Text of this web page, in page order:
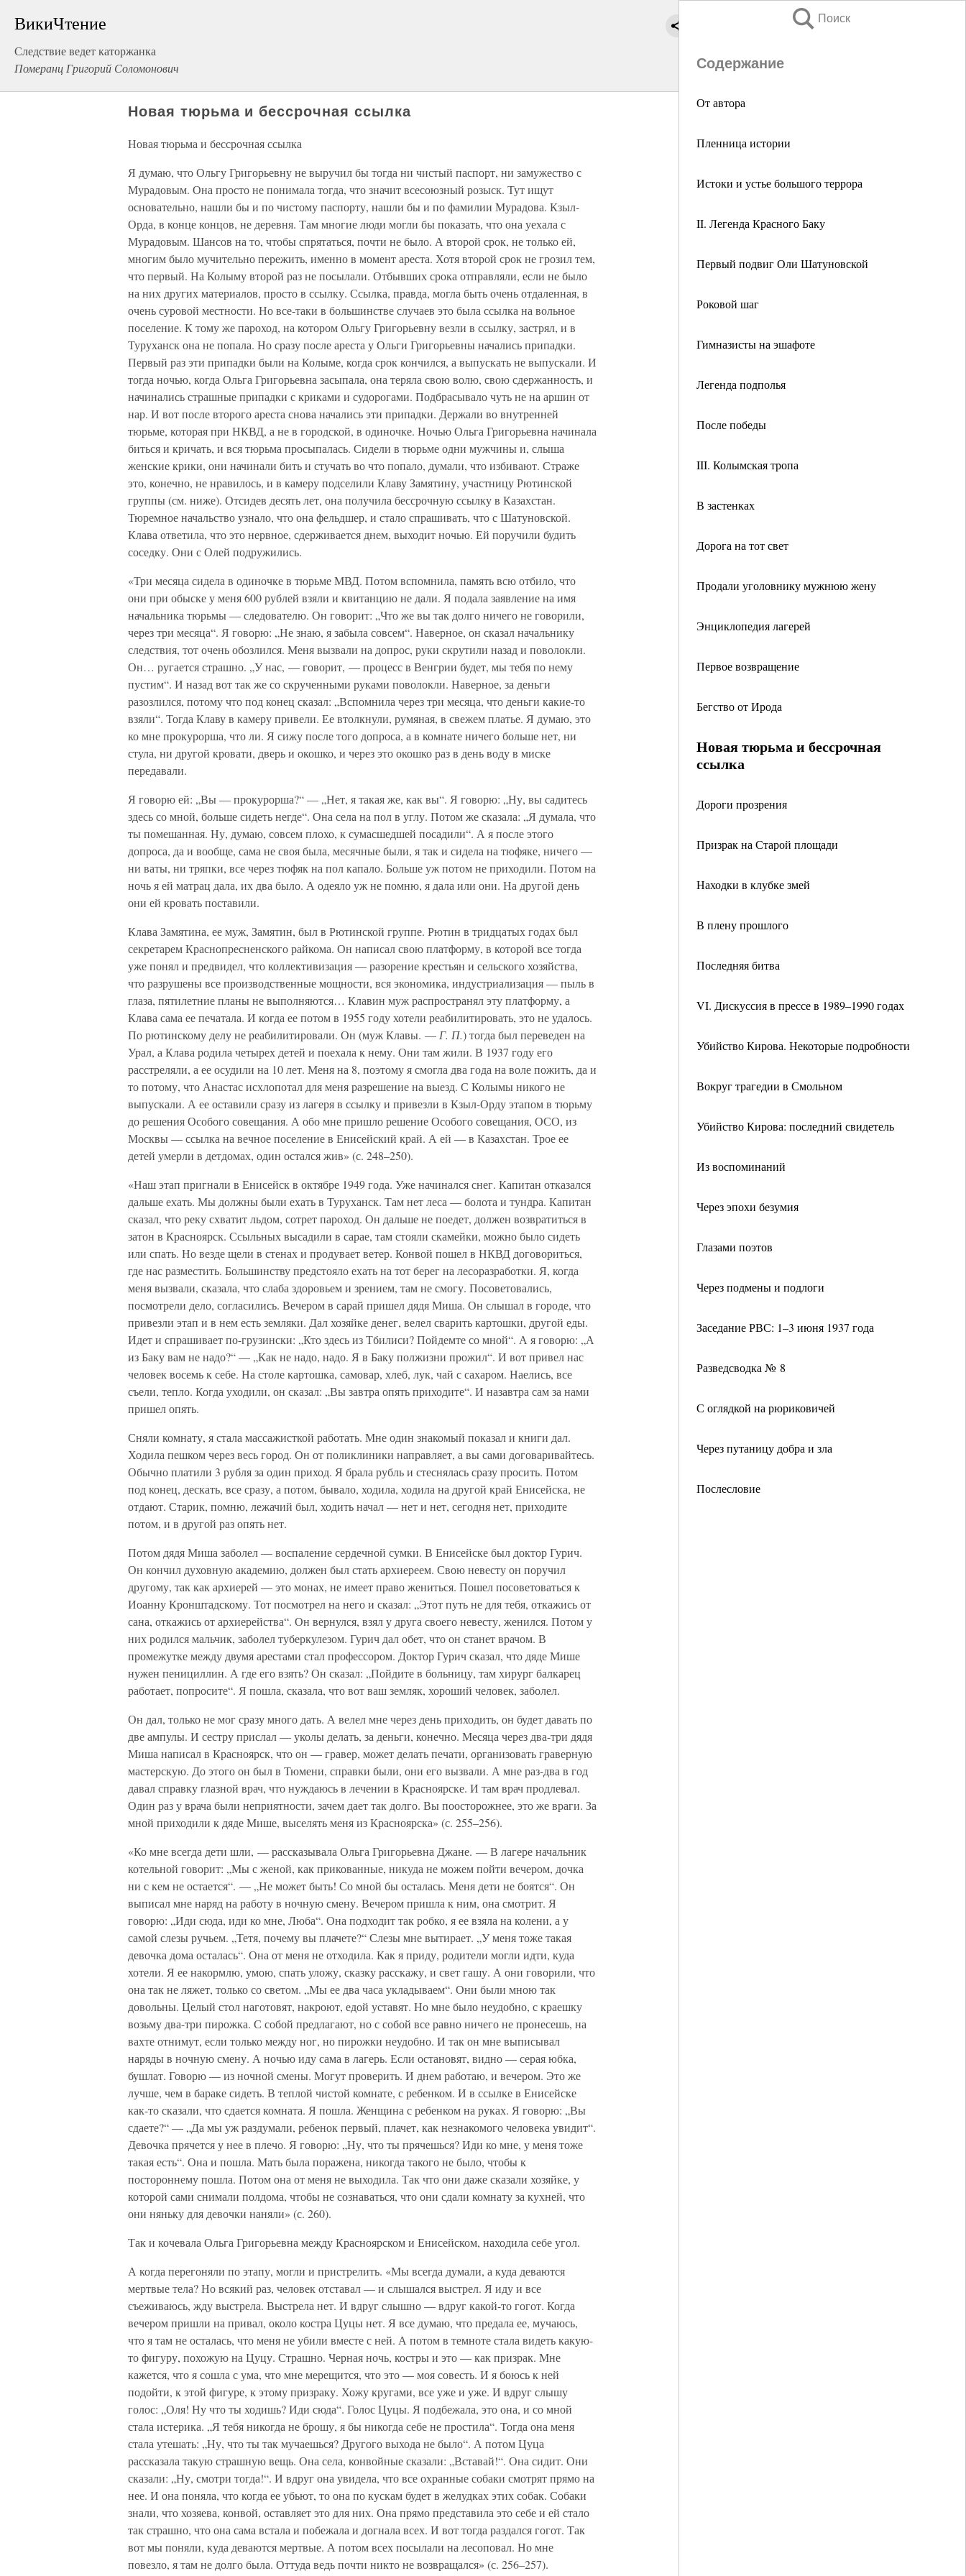
ВикиЧтение
Следствие ведет каторжанка
Померанц Григорий Соломонович
Поиск
Содержание
От автора
Пленница истории
Истоки и устье большого террора
II. Легенда Красного Баку
Первый подвиг Оли Шатуновской
Роковой шаг
Гимназисты на эшафоте
Легенда подполья
После победы
III. Колымская тропа
В застенках
Дорога на тот свет
Продали уголовнику мужнюю жену
Энциклопедия лагерей
Первое возвращение
Бегство от Ирода
Новая тюрьма и бессрочная
ссылка
Дороги прозрения
Призрак на Старой площади
Находки в клубке змей
В плену прошлого
Последняя битва
VI. Дискуссия в прессе в 1989–1990 годах
Убийство Кирова. Некоторые подробности
Вокруг трагедии в Смольном
Убийство Кирова: последний свидетель
Из воспоминаний
Через эпохи безумия
Глазами поэтов
Через подмены и подлоги
Заседание РВС: 1–3 июня 1937 года
Разведсводка № 8
С оглядкой на рюриковичей
Через путаницу добра и зла
Послесловие
Новая тюрьма и бессрочная ссылка
Новая тюрьма и бессрочная ссылка
Я думаю, что Ольгу Григорьевну не выручил бы тогда ни чистый паспорт, ни замужество с
Мурадовым. Она просто не понимала тогда, что значит всесоюзный розыск. Тут ищут
основательно, нашли бы и по чистому паспорту, нашли бы и по фамилии Мурадова. Кзыл-
Орда, в конце концов, не деревня. Там многие люди могли бы показать, что она уехала с
Мурадовым. Шансов на то, чтобы спрятаться, почти не было. А второй срок, не только ей,
многим было мучительно пережить, именно в момент ареста. Хотя второй срок не грозил тем,
что первый. На Колыму второй раз не посылали. Отбывших срока отправляли, если не было
на них других материалов, просто в ссылку. Ссылка, правда, могла быть очень отдаленная, в
очень суровой местности. Но все-таки в большинстве случаев это была ссылка на вольное
поселение. К тому же пароход, на котором Ольгу Григорьевну везли в ссылку, застрял, и в
Туруханск она не попала. Но сразу после ареста у Ольги Григорьевны начались припадки.
Первый раз эти припадки были на Колыме, когда срок кончился, а выпускать не выпускали. И
тогда ночью, когда Ольга Григорьевна засыпала, она теряла свою волю, свою сдержанность, и
начинались страшные припадки с криками и судорогами. Подбрасывало чуть не на аршин от
нар. И вот после второго ареста снова начались эти припадки. Держали во внутренней
тюрьме, которая при НКВД, а не в городской, в одиночке. Ночью Ольга Григорьевна начинала
биться и кричать, и вся тюрьма просыпалась. Сидели в тюрьме одни мужчины и, слыша
женские крики, они начинали бить и стучать во что попало, думали, что избивают. Страже
это, конечно, не нравилось, и в камеру подселили Клаву Замятину, участницу Рютинской
группы (см. ниже). Отсидев десять лет, она получила бессрочную ссылку в Казахстан.
Тюремное начальство узнало, что она фельдшер, и стало спрашивать, что с Шатуновской.
Клава ответила, что это нервное, сдерживается днем, выходит ночью. Ей поручили будить
соседку. Они с Олей подружились.
«Три месяца сидела в одиночке в тюрьме МВД. Потом вспомнила, память всю отбило, что
они при обыске у меня 600 рублей взяли и квитанцию не дали. Я подала заявление на имя
начальника тюрьмы — следователю. Он говорит: „Что же вы так долго ничего не говорили,
через три месяца“. Я говорю: „Не знаю, я забыла совсем“. Наверное, он сказал начальнику
следствия, тот очень обозлился. Меня вызвали на допрос, руки скрутили назад и поволокли.
Он… ругается страшно. „У нас, — говорит, — процесс в Венгрии будет, мы тебя по нему
пустим“. И назад вот так же со скрученными руками поволокли. Наверное, за деньги
разозлился, потому что под конец сказал: „Вспомнила через три месяца, что деньги какие-то
взяли“. Тогда Клаву в камеру привели. Ее втолкнули, румяная, в свежем платье. Я думаю, это
ко мне прокурорша, что ли. Я сижу после того допроса, а в комнате ничего больше нет, ни
стула, ни другой кровати, дверь и окошко, и через это окошко раз в день воду в миске
передавали.
Я говорю ей: „Вы — прокурорша?“ — „Нет, я такая же, как вы“. Я говорю: „Ну, вы садитесь
здесь со мной, больше сидеть негде“. Она села на пол в углу. Потом же сказала: „Я думала, что
ты помешанная. Ну, думаю, совсем плохо, к сумасшедшей посадили“. А я после этого
допроса, да и вообще, сама не своя была, месячные были, я так и сидела на тюфяке, ничего —
ни ваты, ни тряпки, все через тюфяк на пол капало. Больше уж потом не приходили. Потом на
ночь я ей матрац дала, их два было. А одеяло уж не помню, я дала или они. На другой день
они ей кровать поставили.
Клава Замятина, ее муж, Замятин, был в Рютинской группе. Рютин в тридцатых годах был
секретарем Краснопресненского райкома. Он написал свою платформу, в которой все тогда
уже понял и предвидел, что коллективизация — разорение крестьян и сельского хозяйства,
что разрушены все производственные мощности, вся экономика, индустриализация — пыль в
глаза, пятилетние планы не выполняются… Клавин муж распространял эту платформу, а
Клава сама ее печатала. И когда ее потом в 1955 году хотели реабилитировать, это не удалось.
По рютинскому делу не реабилитировали. Он (муж Клавы. — Г. П.) тогда был переведен на
Урал, а Клава родила четырех детей и поехала к нему. Они там жили. В 1937 году его
расстреляли, а ее осудили на 10 лет. Меня на 8, поэтому я смогла два года на воле пожить, да и
то потому, что Анастас исхлопотал для меня разрешение на выезд. С Колымы никого не
выпускали. А ее оставили сразу из лагеря в ссылку и привезли в Кзыл-Орду этапом в тюрьму
до решения Особого совещания. А обо мне пришло решение Особого совещания, ОСО, из
Москвы — ссылка на вечное поселение в Енисейский край. А ей — в Казахстан. Трое ее
детей умерли в детдомах, один остался жив» (с. 248–250).
«Наш этап пригнали в Енисейск в октябре 1949 года. Уже начинался снег. Капитан отказался
дальше ехать. Мы должны были ехать в Туруханск. Там нет леса — болота и тундра. Капитан
сказал, что реку схватит льдом, сотрет пароход. Он дальше не поедет, должен возвратиться в
затон в Красноярск. Ссыльных высадили в сарае, там стояли скамейки, можно было сидеть
или спать. Но везде щели в стенах и продувает ветер. Конвой пошел в НКВД договориться,
где нас разместить. Большинству предстояло ехать на тот берег на лесоразработки. Я, когда
меня вызвали, сказала, что слаба здоровьем и зрением, там не смогу. Посоветовались,
посмотрели дело, согласились. Вечером в сарай пришел дядя Миша. Он слышал в городе, что
привезли этап и в нем есть земляки. Дал хозяйке денег, велел сварить картошки, другой еды.
Идет и спрашивает по-грузински: „Кто здесь из Тбилиси? Пойдемте со мной“. А я говорю: „А
из Баку вам не надо?“ — „Как не надо, надо. Я в Баку полжизни прожил“. И вот привел нас
человек восемь к себе. На столе картошка, самовар, хлеб, лук, чай с сахаром. Наелись, все
съели, тепло. Когда уходили, он сказал: „Вы завтра опять приходите“. И назавтра сам за нами
пришел опять.
Сняли комнату, я стала массажисткой работать. Мне один знакомый показал и книги дал.
Ходила пешком через весь город. Он от поликлиники направляет, а вы сами договаривайтесь.
Обычно платили 3 рубля за один приход. Я брала рубль и стеснялась сразу просить. Потом
под конец, дескать, все сразу, а потом, бывало, ходила, ходила на другой край Енисейска, не
отдают. Старик, помню, лежачий был, ходить начал — нет и нет, сегодня нет, приходите
потом, и в другой раз опять нет.
Потом дядя Миша заболел — воспаление сердечной сумки. В Енисейске был доктор Гурич.
Он кончил духовную академию, должен был стать архиереем. Свою невесту он поручил
другому, так как архиерей — это монах, не имеет право жениться. Пошел посоветоваться к
Иоанну Кронштадскому. Тот посмотрел на него и сказал: „Этот путь не для тебя, откажись от
сана, откажись от архиерейства“. Он вернулся, взял у друга своего невесту, женился. Потом у
них родился мальчик, заболел туберкулезом. Гурич дал обет, что он станет врачом. В
промежутке между двумя арестами стал профессором. Доктор Гурич сказал, что дяде Мише
нужен пенициллин. А где его взять? Он сказал: „Пойдите в больницу, там хирург балкарец
работает, попросите“. Я пошла, сказала, что вот ваш земляк, хороший человек, заболел.
Он дал, только не мог сразу много дать. А велел мне через день приходить, он будет давать по
две ампулы. И сестру прислал — уколы делать, за деньги, конечно. Месяца через два-три дядя
Миша написал в Красноярск, что он — гравер, может делать печати, организовать граверную
мастерскую. До этого он был в Тюмени, справки были, они его вызвали. А мне раз-два в год
давал справку глазной врач, что нуждаюсь в лечении в Красноярске. И там врач продлевал.
Один раз у врача были неприятности, зачем дает так долго. Вы поосторожнее, это же враги. За
мной приходили к дяде Мише, выселять меня из Красноярска» (с. 255–256).
«Ко мне всегда дети шли, — рассказывала Ольга Григорьевна Джане. — В лагере начальник
котельной говорит: „Мы с женой, как прикованные, никуда не можем пойти вечером, дочка
ни с кем не остается“. — „Не может быть! Со мной бы осталась. Меня дети не боятся“. Он
выписал мне наряд на работу в ночную смену. Вечером пришла к ним, она смотрит. Я
говорю: „Иди сюда, иди ко мне, Люба“. Она подходит так робко, я ее взяла на колени, а у
самой слезы ручьем. „Тетя, почему вы плачете?“ Слезы мне вытирает. „У меня тоже такая
девочка дома осталась“. Она от меня не отходила. Как я приду, родители могли идти, куда
хотели. Я ее накормлю, умою, спать уложу, сказку расскажу, и свет гашу. А они говорили, что
она так не ляжет, только со светом. „Мы ее два часа укладываем“. Они были мною так
довольны. Целый стол наготовят, накроют, едой уставят. Но мне было неудобно, с краешку
возьму два-три пирожка. С собой предлагают, но с собой все равно ничего не пронесешь, на
вахте отнимут, если только между ног, но пирожки неудобно. И так он мне выписывал
наряды в ночную смену. А ночью иду сама в лагерь. Если остановят, видно — серая юбка,
бушлат. Говорю — из ночной смены. Могут проверить. И днем работаю, и вечером. Это же
лучше, чем в бараке сидеть. В теплой чистой комнате, с ребенком. И в ссылке в Енисейске
как-то сказали, что сдается комната. Я пошла. Женщина с ребенком на руках. Я говорю: „Вы
сдаете?“ — „Да мы уж раздумали, ребенок первый, плачет, как незнакомого человека увидит“.
Девочка прячется у нее в плечо. Я говорю: „Ну, что ты прячешься? Иди ко мне, у меня тоже
такая есть“. Она и пошла. Мать была поражена, никогда такого не было, чтобы к
постороннему пошла. Потом она от меня не выходила. Так что они даже сказали хозяйке, у
которой сами снимали полдома, чтобы не сознаваться, что они сдали комнату за кухней, что
они няньку для девочки наняли» (с. 260).
Так и кочевала Ольга Григорьевна между Красноярском и Енисейском, находила себе угол.
А когда перегоняли по этапу, могли и пристрелить. «Мы всегда думали, а куда деваются
мертвые тела? Но всякий раз, человек отставал — и слышался выстрел. Я иду и все
съеживаюсь, жду выстрела. Выстрела нет. И вдруг слышно — вдруг какой-то гогот. Когда
вечером пришли на привал, около костра Цуцы нет. Я все думаю, что предала ее, мучаюсь,
что я там не осталась, что меня не убили вместе с ней. А потом в темноте стала видеть какую-
то фигуру, похожую на Цуцу. Страшно. Черная ночь, костры и это — как призрак. Мне
кажется, что я сошла с ума, что мне мерещится, что это — моя совесть. И я боюсь к ней
подойти, к этой фигуре, к этому призраку. Хожу кругами, все уже и уже. И вдруг слышу
голос: „Оля! Ну что ты ходишь? Иди сюда“. Голос Цуцы. Я подбежала, это она, и со мной
стала истерика. „Я тебя никогда не брошу, я бы никогда себе не простила“. Тогда она меня
стала утешать: „Ну, что ты так мучаешься? Другого выхода не было“. А потом Цуца
рассказала такую страшную вещь. Она села, конвойные сказали: „Вставай!“. Она сидит. Они
сказали: „Ну, смотри тогда!“. И вдруг она увидела, что все охранные собаки смотрят прямо на
нее. И она поняла, что когда ее убьют, то она по кускам будет в желудках этих собак. Собаки
знали, что хозяева, конвой, оставляет это для них. Она прямо представила это себе и ей стало
так страшно, что она сама встала и побежала и догнала всех. И вот тогда раздался гогот. Так
вот мы поняли, куда деваются мертвые. А потом всех посылали на лесоповал. Но мне
повезло, я там не долго была. Оттуда ведь почти никто не возвращался» (с. 256–257).